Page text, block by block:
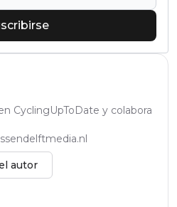
CyclingUpToDate y colabora
autor